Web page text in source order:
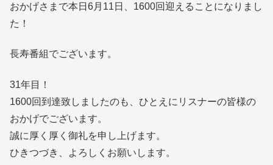
おかげさまで本日6月11日、1600回迎えることになりまし
た！
長寿番組でございます。
31年目！
1600回到達致しましたのも、ひとえにリスナーの皆様の
おかげでございます。
誠に厚く厚く御礼を申し上げます。
ひきつづき、よろしくお願いします。